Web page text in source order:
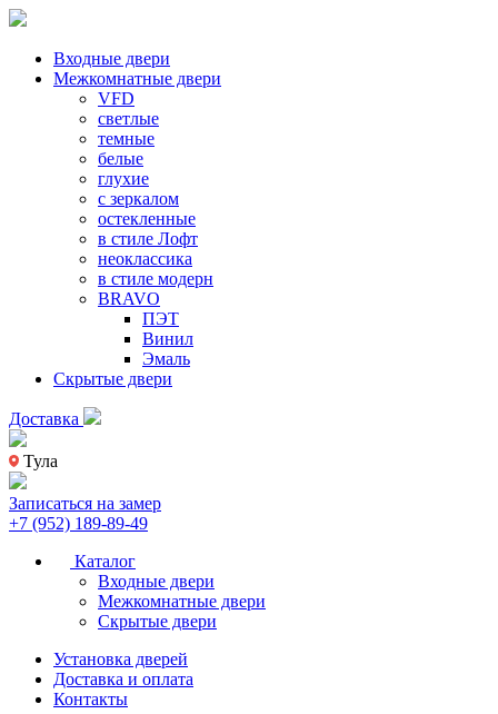
Входные двери
Межкомнатные двери
VFD
светлые
темные
белые
глухие
с зеркалом
остекленные
в стиле Лофт
неоклассика
в стиле модерн
BRAVO
ПЭТ
Винил
Эмаль
Скрытые двери
Доставка
Тула
Записаться на замер
+7 (952) 189-89-49
Каталог
Входные двери
Межкомнатные двери
Скрытые двери
Установка дверей
Доставка и оплата
Контакты